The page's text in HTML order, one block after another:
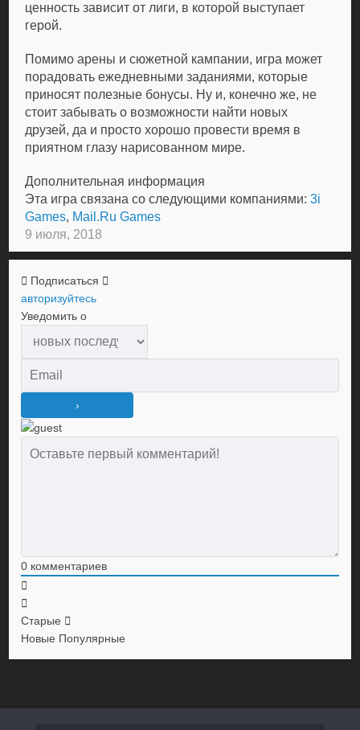
ценность зависит от лиги, в которой выступает
герой.
Помимо арены и сюжетной кампании, игра может
порадовать ежедневными заданиями, которые
приносят полезные бонусы. Ну и, конечно же, не
стоит забывать о возможности найти новых
друзей, да и просто хорошо провести время в
приятном глазу нарисованном мире.
Дополнительная информация
Эта игра связана со следующими компаниями:3i
Games, Mail.Ru Games
9 июля, 2018
Подписаться
авторизуйтесь
Уведомить о
0 комментариев
Старые
Новые Популярные